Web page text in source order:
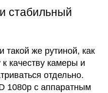
стабильный
такой же рутиной, как
качеству камеры и
отдельно.
1080p с аппаратным